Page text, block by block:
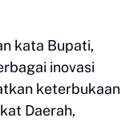
kata Bupati,
inovasi
keterbukaan
Daerah,